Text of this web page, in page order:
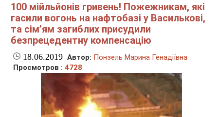
100 мійльйонів гривень! Пожежникам, які
гасили вогонь на нафтобазі у Василькові,
та сім’ям загиблих присудили
безпрецедентну компенсацію
18.06.2019 Автор: Понзель Марина Генадіївна
Просмотров :4728